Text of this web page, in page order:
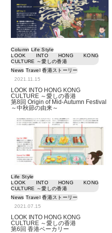
Column Life Style
LOOK INTO HONG KONG
CULTURE ～愛しの香港
News Travel 香港ストーリー
2021.11.15
LOOK INTO HONG KONG
CULTURE ～愛しの香港
第8回 Origin of Mid-Autumn Festival
～中秋節の由来～
Life Style
LOOK INTO HONG KONG
CULTURE ～愛しの香港
News Travel 香港ストーリー
2021.07.15
LOOK INTO HONG KONG
CULTURE ～愛しの香港
第6回 香港ベーカリー